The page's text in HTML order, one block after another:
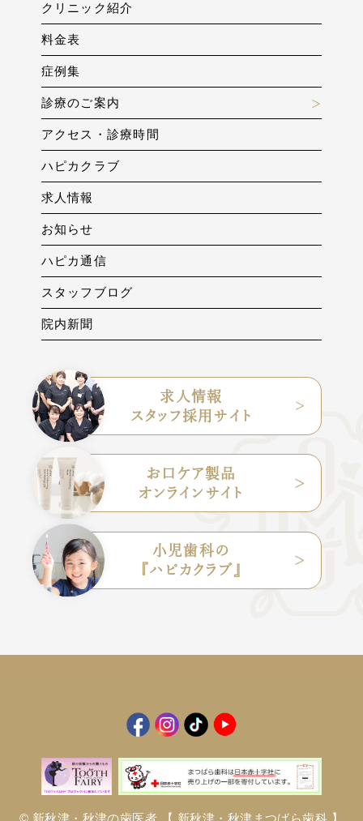
クリニック紹介
料金表
症例集
診療のご案内
アクセス・診療時間
ハピカクラブ
求人情報
お知らせ
ハピカ通信
スタッフブログ
院内新聞
求人情報
スタッフ採用サイト
お口ケア製品
オンラインサイト
小児歯科の
『ハピカクラブ』
© 新秋津・秋津の歯医者 【 新秋津・秋津まつばら歯科 】